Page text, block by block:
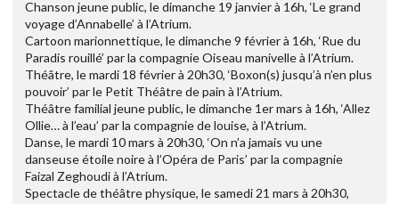
Chanson jeune public, le dimanche 19 janvier à 16h, ‘Le grand
voyage d’Annabelle’ à l’Atrium.
Cartoon marionnettique, le dimanche 9 février à 16h, ‘Rue du
Paradis rouillé’ par la compagnie Oiseau manivelle à l’Atrium.
Théâtre, le mardi 18 février à 20h30, ‘Boxon(s) jusqu’à n’en plus
pouvoir’ par le Petit Théâtre de pain à l’Atrium.
Théâtre familial jeune public, le dimanche 1er mars à 16h, ‘Allez
Ollie… à l’eau’ par la compagnie de louise, à l’Atrium.
Danse, le mardi 10 mars à 20h30, ‘On n’a jamais vu une
danseuse étoile noire à l’Opéra de Paris’ par la compagnie
Faizal Zeghoudi à l’Atrium.
Spectacle de théâtre physique, le samedi 21 mars à 20h30,